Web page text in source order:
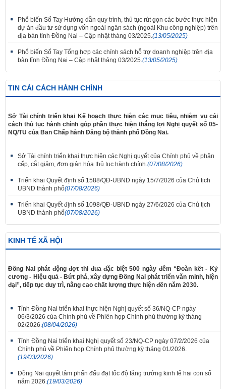
Phổ biến Sổ Tay Hướng dẫn quy trình, thủ tục rút gọn các bước thực hiện
dự án đầu tư sử dụng vốn ngoài ngân sách (ngoài Khu công nghiệp) trên
địa bàn tỉnh Đồng Nai – Cập nhật tháng 03/2025. (13/05/2025)
Phổ biến Sổ Tay Tổng hợp các chính sách hỗ trợ doanh nghiệp trên địa
bàn tỉnh Đồng Nai – Cập nhật tháng 03/2025. (13/05/2025)
TIN CẢI CÁCH HÀNH CHÍNH
Sở Tài chính triển khai Kế hoạch thực hiện các mục tiêu, nhiệm vụ cải
cách thủ tục hành chính góp phần thực hiện thắng lợi Nghị quyết số 05-
NQ/TU của Ban Chấp hành Đảng bộ thành phố Đồng Nai.
Sở Tài chính triển khai thực hiện các Nghị quyết của Chính phủ về phân
cấp, cắt giảm, đơn giản hóa thủ tục hành chính. (07/08/2026)
Triển khai Quyết định số 1588/QĐ-UBND ngày 15/7/2026 của Chủ tịch
UBND thành phố(07/08/2026)
Triển khai Quyết định số 1098/QĐ-UBND ngày 27/6/2026 của Chủ tịch
UBND thành phố(07/08/2026)
KINH TẾ XÃ HỘI
Đồng Nai phát động đợt thi đua đặc biệt 500 ngày đêm “Đoàn kết - Kỷ
cương - Hiệu quả - Bứt phá, xây dựng Đồng Nai phát triển văn minh, hiện
đại”, tiếp tục duy trì, nâng cao chất lượng thực hiện đến năm 2030.
Tỉnh Đồng Nai triển khai thực hiện Nghị quyết số 36/NQ-CP ngày
06/3/2026 của Chính phủ về Phiên họp Chính phủ thường kỳ tháng
02/2026. (08/04/2026)
Tỉnh Đồng Nai triển khai Nghị quyết số 23/NQ-CP ngày 07/2/2026 của
Chính phủ về Phiên họp Chính phủ thường kỳ tháng 01/2026.
(19/03/2026)
Đồng Nai quyết tâm phấn đấu đạt tốc độ tăng trưởng kinh tế hai con số
năm 2026. (19/03/2026)